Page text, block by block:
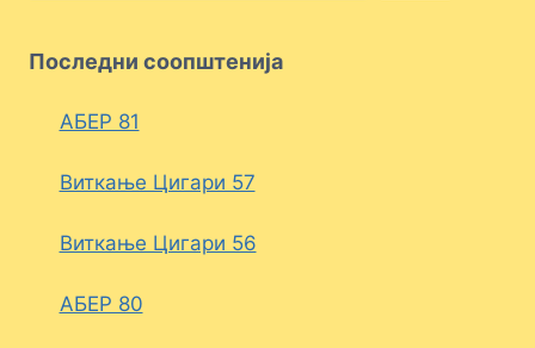
Последни соопштенија
АБЕР 81
Виткање Цигари 57
Виткање Цигари 56
АБЕР 80